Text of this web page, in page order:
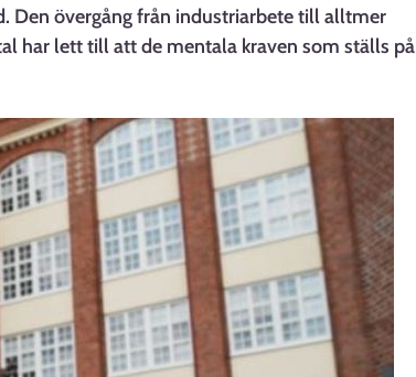
Den övergång från industriarbete till alltmer
har lett till att de mentala kraven som ställs på